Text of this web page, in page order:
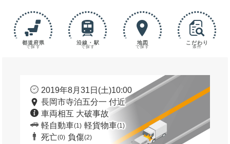
都道府県
で探す
沿線・駅
で探す
地図
で探す
こだわり
条件
2019年8月31日(土)10:00
長岡市寺泊五分一 付近
車両相互 大破事故
軽自動車(1) 軽貨物車(1)
死亡(0) 負傷(2)